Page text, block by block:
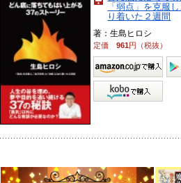
「弱点」を克服
り着いた２週間
著：生島ヒロシ
定価961円（税抜）